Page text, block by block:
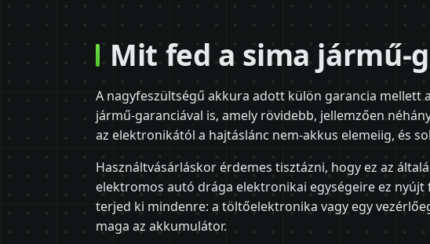
Mit fed a sima jármű-
A nagyfeszültségű akkura adott külön garancia mellett
jármű-garanciával is, amely rövidebb, jellemzően
az elektronikától a hajtáslánc nem-akkus elemeiig, és
Használtvásárláskor érdemes tisztázni, hogy ez az
elektromos autó drága elektronikai egységeire ez nyújt
terjed ki mindenre: a töltőelektronika vagy egy
maga az akkumulátor.